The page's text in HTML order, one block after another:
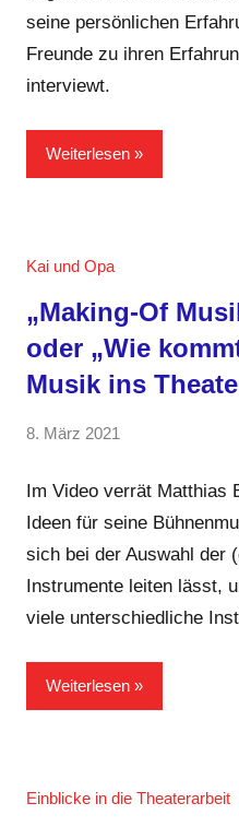
seine persönlichen
Freunde zu ihren
interviewt.
Weiterlesen
Kai und Opa
„Making-Of
oder „Wie
Musik ins
von
Team
8. März 2021
Im Video verrät Matthias
Ideen für seine
sich bei der Auswahl der
Instrumente leiten lässt,
viele unterschiedliche
Weiterlesen
Einblicke in die Theaterarbeit